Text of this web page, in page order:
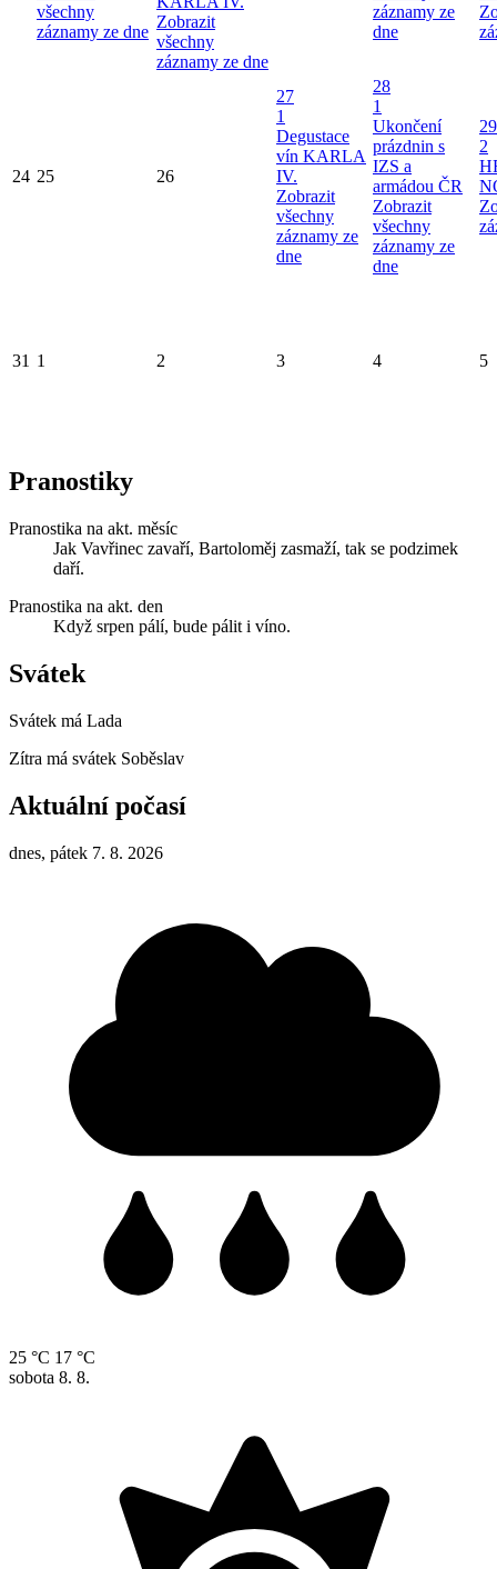
všechny
záznamy ze dne
Zobrazit
všechny
záznamy ze dne
záznamy ze
dne
24 25 26
27
1
Degustace
vín KARLA
IV.
Zobrazit
všechny
záznamy ze
dne
28
1
Ukončení
prázdnin s
IZS a
armádou ČR
Zobrazit
všechny
záznamy ze
dne
29
2
31 1 2 3 4 5
Pranostiky
Pranostika na akt. měsíc
Jak Vavřinec zavaří, Bartoloměj zasmaží, tak se podzimek
daří.
Pranostika na akt. den
Když srpen pálí, bude pálit i víno.
Svátek
Svátek má Lada
Zítra má svátek Soběslav
Aktuální počasí
dnes, pátek 7. 8. 2026
25 °C 17 °C
sobota 8. 8.